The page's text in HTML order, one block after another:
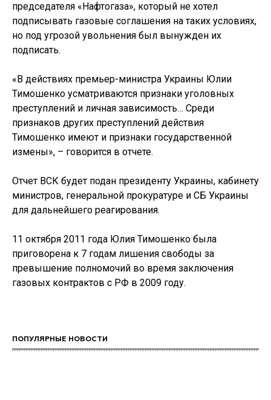
председателя «Нафтогаза», который не хотел
подписывать газовые соглашения на таких условиях,
но под угрозой увольнения был вынужден их
подписать.
«В действиях премьер-министра Украины Юлии
Тимошенко усматриваются признаки уголовных
преступлений и личная зависимость… Среди
признаков других преступлений действия
Тимошенко имеют и признаки государственной
измены», – говорится в отчете.
Отчет ВСК будет подан президенту Украины, кабинету
министров, генеральной прокуратуре и СБ Украины
для дальнейшего реагирования.
11 октября 2011 года Юлия Тимошенко была
приговорена к 7 годам лишения свободы за
превышение полномочий во время заключения
газовых контрактов с РФ в 2009 году.
ПОПУЛЯРНЫЕ НОВОСТИ